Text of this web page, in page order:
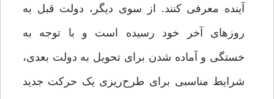
آینده معرفی کنند. از سوی دیگر، دولت قبل به
روزهای آخر خود رسیده است و با توجه به
خستگی و آماده‌ شدن برای تحویل به دولت بعدی،
شرایط مناسبی برای طرح‌ریزی یک حرکت جدید